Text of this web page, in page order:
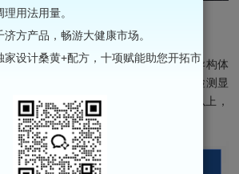
成分含量远超同行
置，从聚合、极性、正焦、差异性与异构体
进行极致分离，剔除重金属与农残。检测显
和总多酚等有效成分超国内同行10倍以上，
健补充剂的核心原料。
理用法用量。
济方产品，畅游大健康市场。
家设计桑黄+配方，十项赋能助您开拓市